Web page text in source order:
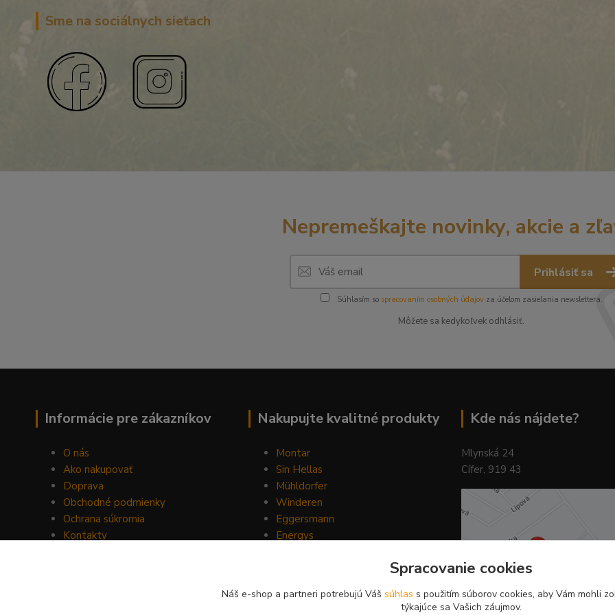
Sme na sociálnych sieťach
Nepremeškajte novinky, akcie a
Prihlásiť sa
Súhlasím so spracovaním osobných údajovza účelom zasielania newslettera.
Môžete sa kedykoľvek odhlásiť.
Informácie pre zákazníkov
O nás
Ako nakupovať
Doprava
Obchodné podmienky
Ochrana súkromia
Kontakty
Nakupujte kvalitné produkty
Montar
Sin Hellas
Mühldorfer
Winderen
Eggersmann
Energys
Kde nás nájdete?
Mlynská 24
Cífer, 919 43
Spracovanie cookies
Náš e-shop a partneri potrebujú Váš súhlas s použitím súborov cookies, aby Vám mohli
týkajúce sa Vašich záujmov.